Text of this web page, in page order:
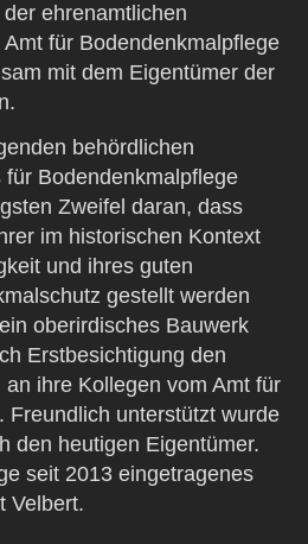
ehrenamtlichen
für Bodendenkmalpflege
mit dem Eigentümer der
behördlichen
Bodendenkmalpflege
Zweifel daran, dass
im historischen Kontext
und ihres guten
gestellt werden
oberirdisches Bauwerk
Erstbesichtigung den
ihre Kollegen vom Amt für
Freundlich unterstützt wurde
den heutigen Eigentümer.
seit 2013 eingetragenes
Velbert.